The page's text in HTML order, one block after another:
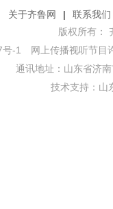
关于齐鲁网 |
联系我们
版权所有：
号-1 网上传播视听节目
通讯地址：山东省济
技术支持： 山